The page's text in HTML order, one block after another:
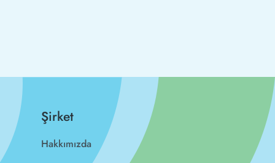
Şirket
Hakkımızda